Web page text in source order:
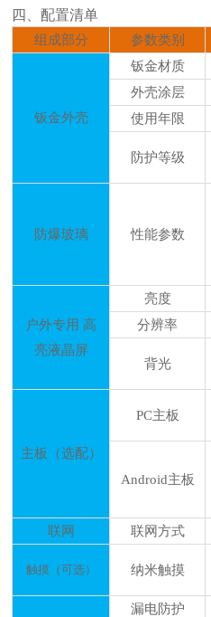
四 配置清单
组成部分 参数类别
钣金外壳
钣金材质
外壳涂层
使用年限
防护等级
防爆玻璃 性能参数
户外专用 高
亮液晶屏
亮度
分辨率
背光
主板 （选配）
PC主板
Android主板
联网
联网方式
触摸（可选） 纳米触摸
漏电防护